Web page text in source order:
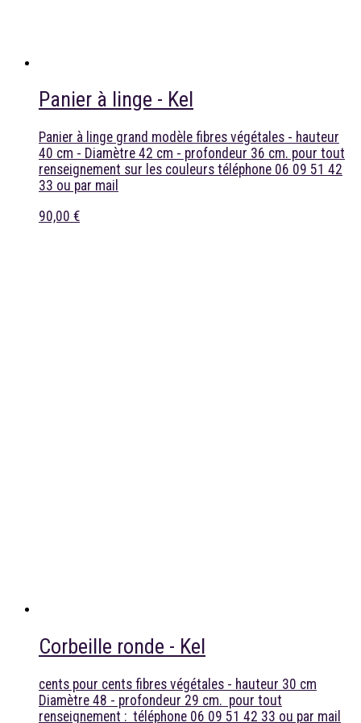
Panier à linge - Kel
Panier à linge grand modèle fibres végétales - hauteur
40 cm - Diamètre 42 cm - profondeur 36 cm. pour tout
renseignement sur les couleurs téléphone 06 09 51 42
33 ou par mail
90,00 €
Corbeille ronde - Kel
cents pour cents fibres végétales - hauteur 30 cm
Diamètre 48 - profondeur 29 cm. pour tout
renseignement : téléphone 06 09 51 42 33 ou par mail